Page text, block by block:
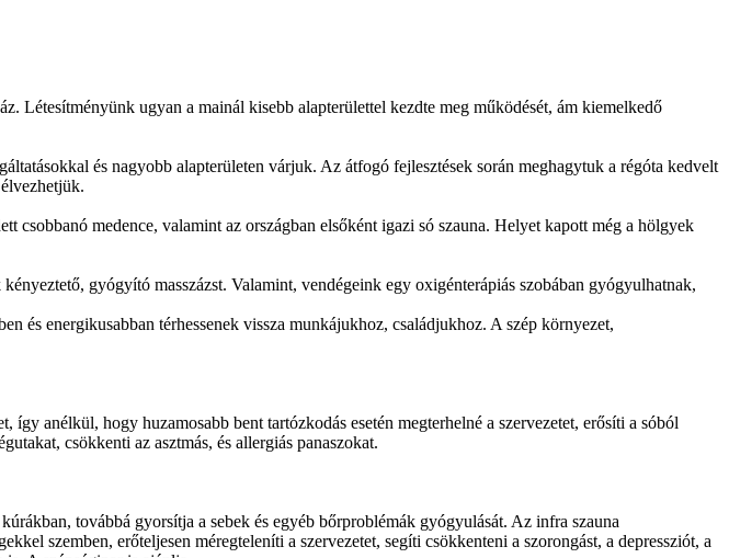
Létesítményünk ugyan a mainál kisebb alapterülettel kezdte meg működését, ám kiemelkedő
és nagyobb alapterületen várjuk. Az átfogó fejlesztések során meghagytuk a régóta kedvelt
csobbanó medence, valamint az országban elsőként igazi só szauna. Helyet kapott még a hölgyek
gyógyító masszázst. Valamint, vendégeink egy oxigénterápiás szobában gyógyulhatnak,
és energikusabban térhessenek vissza munkájukhoz, családjukhoz. A szép környezet,
anélkül, hogy huzamosabb bent tartózkodás esetén megterhelné a szervezetet, erősíti a sóból
csökkenti az asztmás, és allergiás panaszokat.
továbbá gyorsítja a sebek és egyéb bőrproblémák gyógyulását. Az infra szauna
szemben, erőteljesen méregteleníti a szervezetet, segíti csökkenteni a szorongást, a depressziót, a